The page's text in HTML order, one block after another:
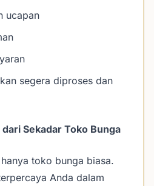
ucapan
segera diproses dan
Sekadar Toko Bunga
toko bunga biasa.
Anda dalam